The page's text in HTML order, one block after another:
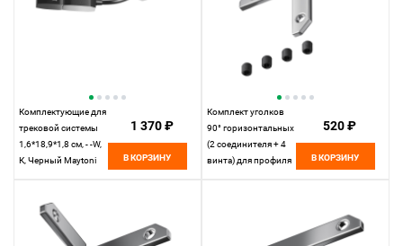
Комплектующие для
трековой системы
1,6*18,9*1,8 см, - -W,
К, Черный Maytoni
1 370 ₽
В КОРЗИНУ
Комплект уголков
90° горизонтальных
(2 соединителя + 4
винта) для профиля
520 ₽
В КОРЗИНУ